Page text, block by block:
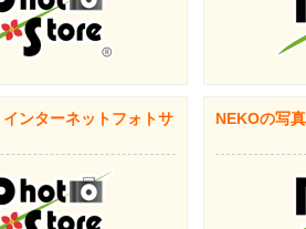
インターネットフォトサ
NEKOの写